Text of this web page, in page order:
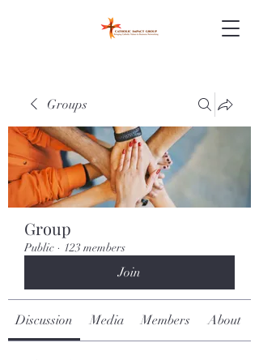
Groups
Group
Public · 123 members
Join
Discussion Media Members About